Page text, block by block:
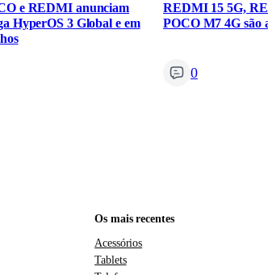
e REDMI anunciam
HyperOS 3 Global e em
REDMI 15 5G,
POCO M7 4G são
0
Os mais recentes
Acessórios
Tablets